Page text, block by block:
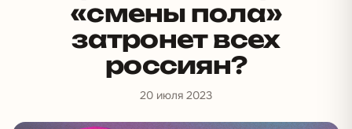
«смены пола»
затронет всех
россиян?
20 июля 2023